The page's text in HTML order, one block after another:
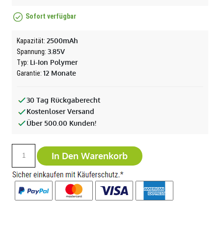
Sofort verfügbar
Kapazität: 2500mAh
Spannung: 3.85V
Typ: Li-Ion Polymer
Garantie: 12 Monate
30 Tag Rückgaberecht
Kostenloser Versand
Über 500.00 Kunden!
In Den Warenkorb